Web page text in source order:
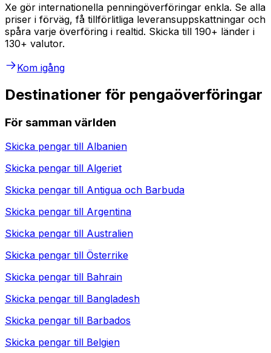
Xe gör internationella penningöverföringar enkla. Se alla
priser i förväg, få tillförlitliga leveransuppskattningar och
spåra varje överföring i realtid. Skicka till 190+ länder i
130+ valutor.
Kom igång
Destinationer för pengaöverföringar
För samman världen
Skicka pengar till Albanien
Skicka pengar till Algeriet
Skicka pengar till Antigua och Barbuda
Skicka pengar till Argentina
Skicka pengar till Australien
Skicka pengar till Österrike
Skicka pengar till Bahrain
Skicka pengar till Bangladesh
Skicka pengar till Barbados
Skicka pengar till Belgien